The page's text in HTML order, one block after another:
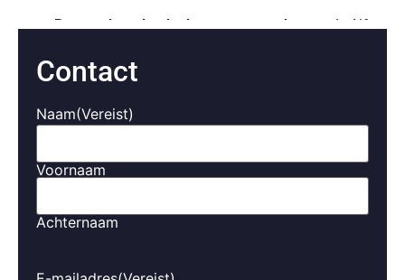
Betrouwbare laadpalen van topmerkenzoals Alfen,
Slimme laadfunctionaliteiten
met realtime inzicht in je verbruik en kosten
in Schoonhoven
Contact
Naam(Vereist)
Voornaam
Achternaam